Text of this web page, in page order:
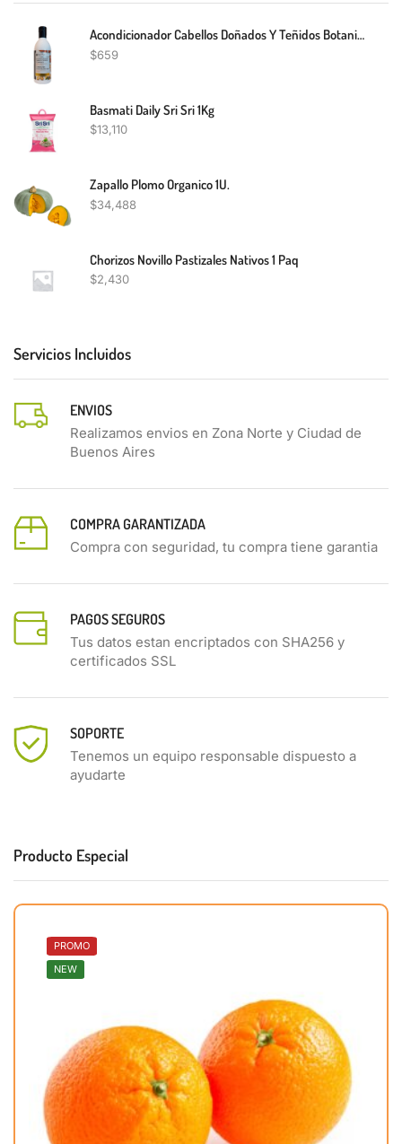
Acondicionador Cabellos Doñados Y Teñidos Botanik 350Ml
$659
Basmati Daily Sri Sri 1Kg
$13,110
Zapallo Plomo Organico 1U.
$34,488
Chorizos Novillo Pastizales Nativos 1 Paq
$2,430
Servicios Incluidos
ENVIOS
Realizamos envios en Zona Norte y Ciudad de
Buenos Aires
COMPRA GARANTIZADA
Compra con seguridad, tu compra tiene garantia
PAGOS SEGUROS
Tus datos estan encriptados con SHA256 y
certificados SSL
SOPORTE
Tenemos un equipo responsable dispuesto a
ayudarte
Producto Especial
PROMO
NEW